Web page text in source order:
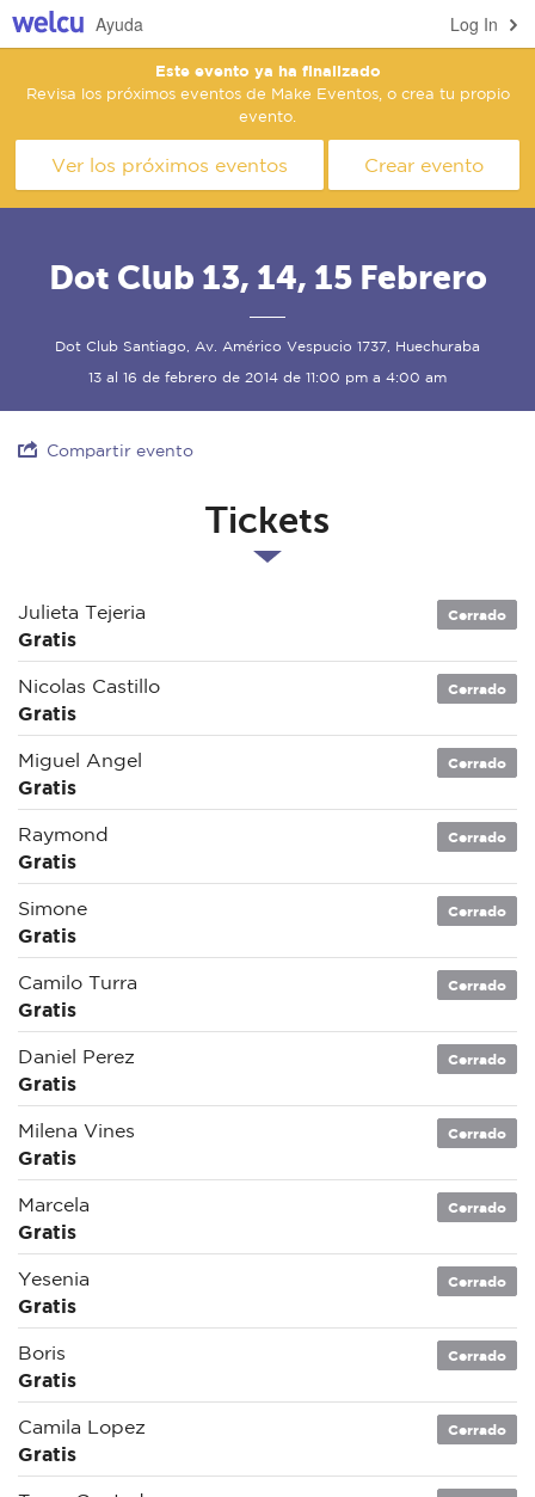
Log In
Ayuda
Este evento ya ha finalizado
Revisa los próximos eventos de Make Eventos, o crea tu propio
evento.
Ver los próximos eventos Crear evento
Dot Club 13, 14, 15 Febrero
Dot Club Santiago, Av. Américo Vespucio 1737, Huechuraba
13 al 16 de febrero de 2014 de 11:00 pm a 4:00 am
Compartir evento
Tickets
Julieta Tejeria
Gratis
Cerrado
Nicolas Castillo
Gratis
Cerrado
Miguel Angel
Gratis
Cerrado
Raymond
Gratis
Cerrado
Simone
Gratis
Cerrado
Camilo Turra
Gratis
Cerrado
Daniel Perez
Gratis
Cerrado
Milena Vines
Gratis
Cerrado
Marcela
Gratis
Cerrado
Yesenia
Gratis
Cerrado
Boris
Gratis
Cerrado
Camila Lopez
Gratis
Cerrado